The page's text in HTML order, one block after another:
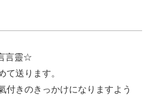
言靈☆
て送ります。
付きのきっかけになりますよう